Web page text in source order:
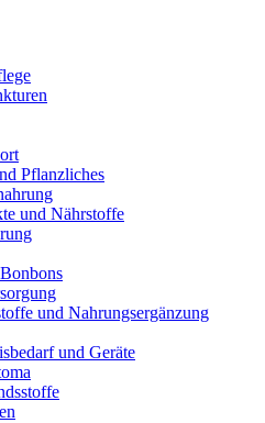
Pflanzliches
und Nährstoffe
und Nahrungsergänzung
und Geräte